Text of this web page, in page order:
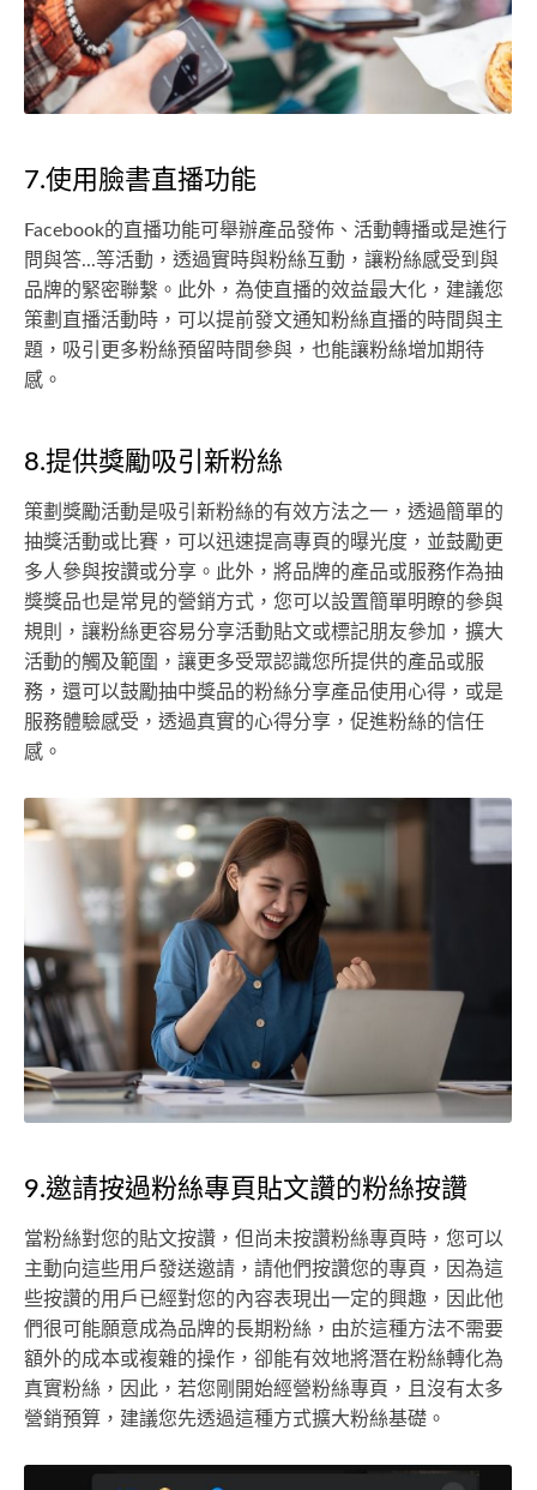
7.使用臉書直播功能
Facebook的直播功能可舉辦產品發佈、活動轉播或是進行
問與答...等活動，透過實時與粉絲互動，讓粉絲感受到與
品牌的緊密聯繫。此外，為使直播的效益最大化，建議您
策劃直播活動時，可以提前發文通知粉絲直播的時間與主
題，吸引更多粉絲預留時間參與，也能讓粉絲增加期待
感。
8.提供獎勵吸引新粉絲
策劃獎勵活動是吸引新粉絲的有效方法之一，透過簡單的
抽獎活動或比賽，可以迅速提高專頁的曝光度，並鼓勵更
多人參與按讚或分享。此外，將品牌的產品或服務作為抽
獎獎品也是常見的營銷方式，您可以設置簡單明瞭的參與
規則，讓粉絲更容易分享活動貼文或標記朋友參加，擴大
活動的觸及範圍，讓更多受眾認識您所提供的產品或服
務，還可以鼓勵抽中獎品的粉絲分享產品使用心得，或是
服務體驗感受，透過真實的心得分享，促進粉絲的信任
感。
9.邀請按過粉絲專頁貼文讚的粉絲按讚
當粉絲對您的貼文按讚，但尚未按讚粉絲專頁時，您可以
主動向這些用戶發送邀請，請他們按讚您的專頁，因為這
些按讚的用戶已經對您的內容表現出一定的興趣，因此他
們很可能願意成為品牌的長期粉絲，由於這種方法不需要
額外的成本或複雜的操作，卻能有效地將潛在粉絲轉化為
真實粉絲，因此，若您剛開始經營粉絲專頁，且沒有太多
營銷預算，建議您先透過這種方式擴大粉絲基礎。